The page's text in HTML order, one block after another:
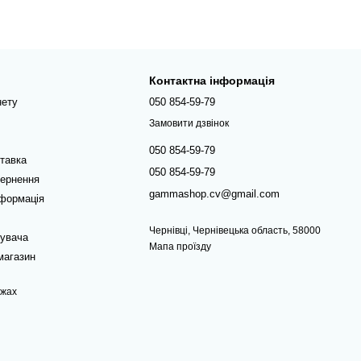
Контактна інформація
050 854-59-79
Замовити дзвінок
050 854-59-79
050 854-59-79
gammashop.cv@gmail.com
Чернівці, Чернівецька область, 58000
Мапа проїзду